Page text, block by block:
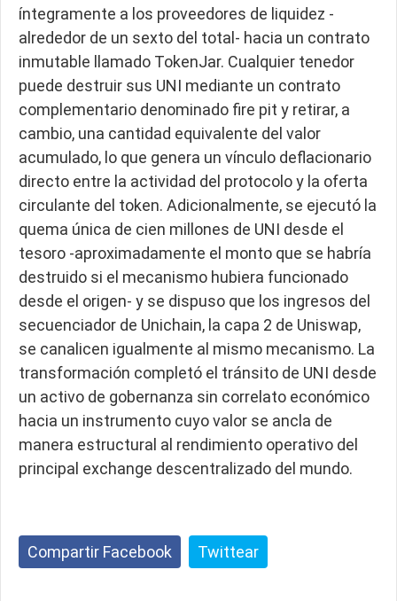
íntegramente a los proveedores de liquidez -
alrededor de un sexto del total- hacia un contrato
inmutable llamado TokenJar. Cualquier tenedor
puede destruir sus UNI mediante un contrato
complementario denominado fire pit y retirar, a
cambio, una cantidad equivalente del valor
acumulado, lo que genera un vínculo deflacionario
directo entre la actividad del protocolo y la oferta
circulante del token. Adicionalmente, se ejecutó la
quema única de cien millones de UNI desde el
tesoro -aproximadamente el monto que se habría
destruido si el mecanismo hubiera funcionado
desde el origen- y se dispuso que los ingresos del
secuenciador de Unichain, la capa 2 de Uniswap,
se canalicen igualmente al mismo mecanismo. La
transformación completó el tránsito de UNI desde
un activo de gobernanza sin correlato económico
hacia un instrumento cuyo valor se ancla de
manera estructural al rendimiento operativo del
principal exchange descentralizado del mundo.
Compartir Facebook Twittear